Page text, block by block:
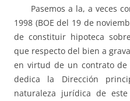
Pasemos a la, a veces
1998 (BOE del 19 de
de constituir hipoteca
que respecto del bien a
en virtud de un contrato de
dedica la Dirección
naturaleza jurídica de